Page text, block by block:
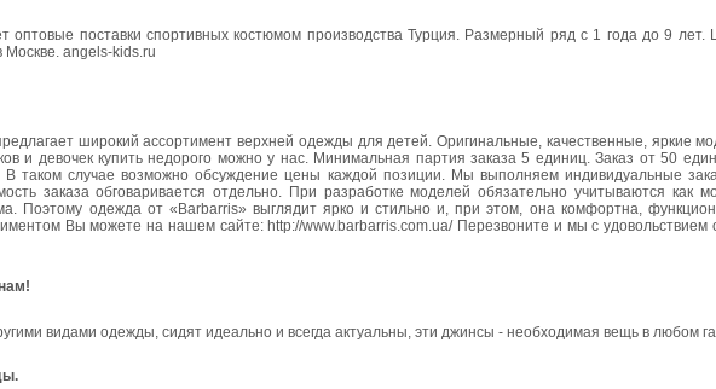
оптовые поставки спортивных костюмом производства Турция. Размерный ряд с 1 года до 9
Москве. angels-kids.ru
широкий ассортимент верхней одежды для детей. Оригинальные, качественные, яркие
и девочек купить недорого можно у нас. Минимальная партия заказа 5 единиц. Заказ от 50
В таком случае возможно обсуждение цены каждой позиции. Мы выполняем индивидуальные
заказа обговаривается отдельно. При разработке моделей обязательно учитываются как
Поэтому одежда от «Barbarris» выглядит ярко и стильно и, при этом, она комфортна,
Вы можете на нашем сайте: http://www.barbarris.com.ua/ Перезвоните и мы с удовольствием
видами одежды, сидят идеально и всегда актуальны, эти джинсы - необходимая вещь в любом